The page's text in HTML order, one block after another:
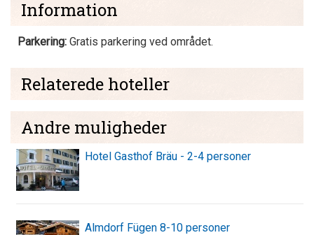
Information
Parkering: Gratis parkering ved området.
Relaterede hoteller
Andre muligheder
Hotel Gasthof Bräu - 2-4 personer
Almdorf Fügen 8-10 personer